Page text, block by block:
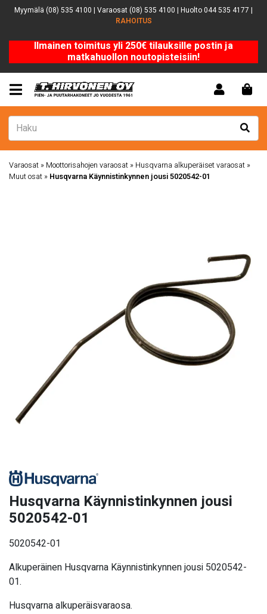
Myymälä (08) 535 4100 | Varaosat (08) 535 4100 | Huolto 044 535 4177 |
RAHOITUS
Ilmainen toimitus yli 250€ tilauksille postin ja
matkahuollon noutopisteisiin!
Varaosat » Moottorisahojen varaosat » Husqvarna alkuperäiset varaosat »
Muut osat » Husqvarna Käynnistinkynnen jousi 5020542-01
Husqvarna Käynnistinkynnen jousi
5020542-01
5020542-01
Alkuperäinen Husqvarna Käynnistinkynnen jousi 5020542-
01.
Husqvarna alkuperäisvaraosa.